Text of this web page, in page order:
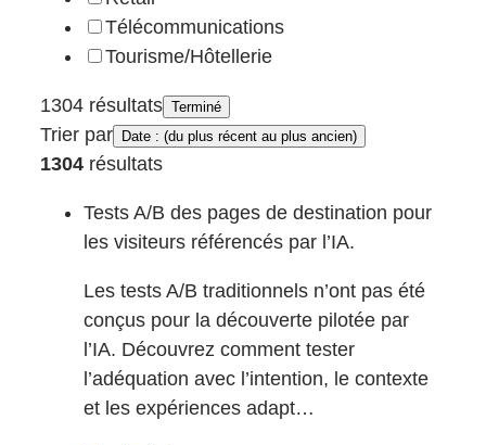
Télécommunications
Tourisme/Hôtellerie
1304 résultats Terminé
Trier par Date : (du plus récent au plus ancien)
1304 résultats
Tests A/B des pages de destination pour
les visiteurs référencés par l’IA.
Les tests A/B traditionnels n’ont pas été
conçus pour la découverte pilotée par
l’IA. Découvrez comment tester
l’adéquation avec l’intention, le contexte
et les expériences adapt…